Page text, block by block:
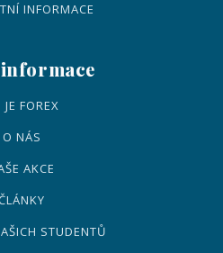
INFORMACE
JE FOREX
O NÁS
AKCE
STUDENTŮ